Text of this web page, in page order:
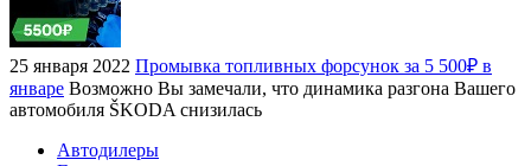
25 января 2022 Промывка топливных форсунок за 5 500₽ в
январе Возможно Вы замечали, что динамика разгона Вашего
автомобиля ŠKODA снизилась
Автодилеры